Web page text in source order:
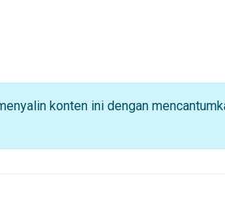
konten ini dengan